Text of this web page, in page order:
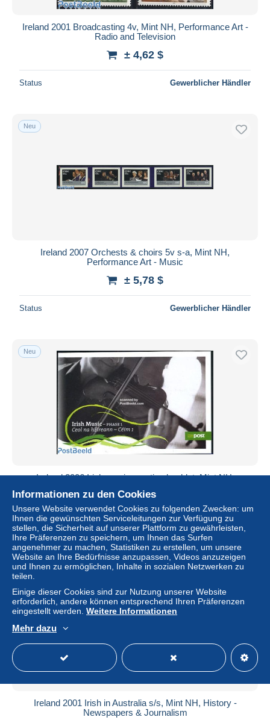
Ireland 2001 Broadcasting 4v, Mint NH, Performance Art -
Radio and Television
± 4,62 $
Status Gewerblicher Händler
Neu
Ireland 2007 Orchests & choirs 5v s-a, Mint NH,
Performance Art - Music
± 5,78 $
Status Gewerblicher Händler
Neu
Ireland 2006 Irish music prestige booklet, Mint NH,
± 20,22 $
Status Gewerblicher Händler
Neu
Ireland 2001 Irish in Australia s/s, Mint NH, History -
Newspapers & Journalism
Informationen zu den Cookies
Unsere Website verwendet Cookies zu folgenden Zwecken: um
Ihnen die gewünschten Serviceleitungen zur Verfügung zu
stellen, die Sicherheit auf unserer Plattform zu gewährleisten,
Ihre Präferenzen zu speichern, um Ihnen das Surfen
angenehmer zu machen, Statistiken zu erstellen, um unsere
Website an Ihre Bedürfnisse anzupassen, Videos anzuzeigen
und Ihnen zu ermöglichen, Inhalte in sozialen Netzwerken zu
teilen.
Einige dieser Cookies sind zur Nutzung unserer Website
erforderlich, andere können entsprechend Ihren Präferenzen
eingestellt werden. Weitere Informationen
Mehr dazu